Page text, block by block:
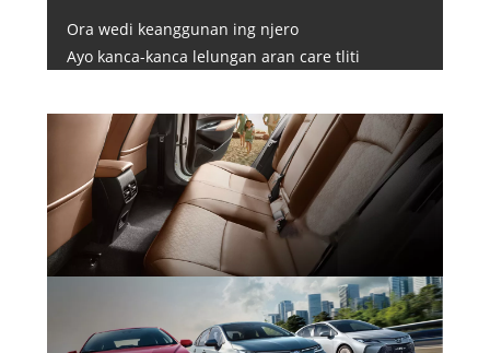
Ora wedi keanggunan ing njero
Ayo kanca-kanca lelungan aran care tliti